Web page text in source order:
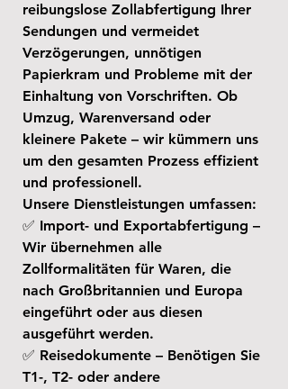
reibungslose Zollabfertigung Ihrer
Sendungen und vermeidet
Verzögerungen, unnötigen
Papierkram und Probleme mit der
Einhaltung von Vorschriften. Ob
Umzug, Warenversand oder
kleinere Pakete – wir kümmern uns
um den gesamten Prozess effizient
und professionell.
Unsere Dienstleistungen umfassen:
✅ Import- und Exportabfertigung –
Wir übernehmen alle
Zollformalitäten für Waren, die
nach Großbritannien und Europa
eingeführt oder aus diesen
ausgeführt werden.
✅ Reisedokumente – Benötigen Sie
T1-, T2- oder andere